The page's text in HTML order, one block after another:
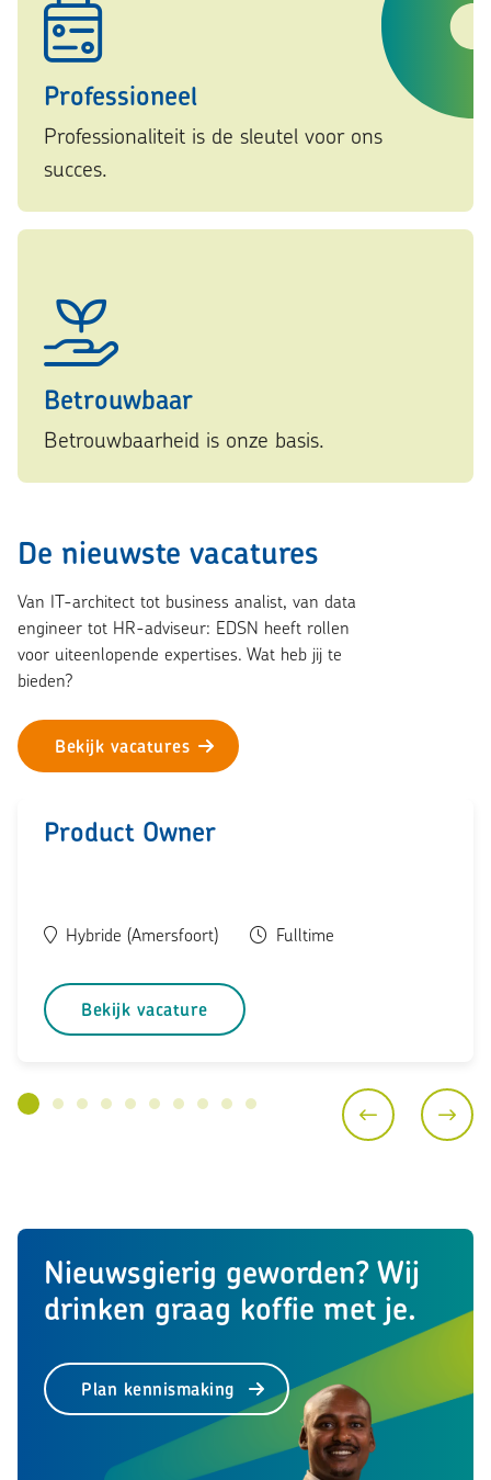
Professioneel
Professionaliteit is de sleutel voor ons
succes.
Betrouwbaar
Betrouwbaarheid is onze basis.
De nieuwste vacatures
Van IT-architect tot business analist, van data
engineer tot HR-adviseur: EDSN heeft rollen
voor uiteenlopende expertises. Wat heb jij te
bieden?
Bekijk vacatures
Product Owner
Hybride (Amersfoort) Fulltime
Bekijk vacature
Nieuwsgierig geworden? Wij
drinken graag koffie met je.
Plan kennismaking